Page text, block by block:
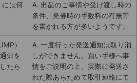
には何
A. 出品のご事情や受け渡し時の
条件、発券時の手数料の有無等
を書かれる方が多いようです。
）
知を
たら
A. 一度行った発送通知は取り消
しができません。買い手様へ事
情をご説明の上、実際に発送さ
れた際あらためて取引連絡にて